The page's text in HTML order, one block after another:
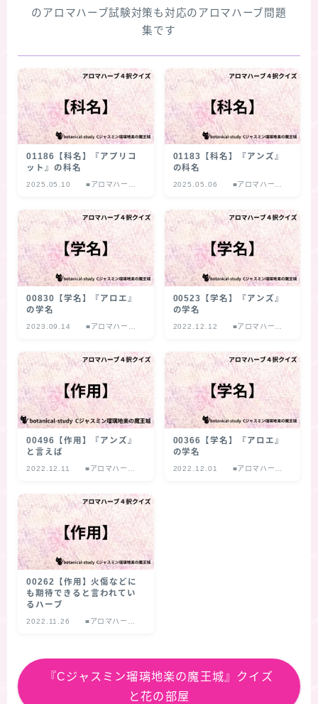
のアロマハーブ試験対策も対応のアロマハーブ問題
集です
01186【科名】『アプリコ
ット』の科名
2025.05.10
■アロマハーブ
01183【科名】『アンズ』
の科名
2025.05.06
■アロマハーブ
00830【学名】『アロエ』
の学名
2023.09.14
■アロマハーブ
00523【学名】『アンズ』
の学名
2022.12.12
■アロマハーブ
00496【作用】『アンズ』
と言えば
2022.12.11
■アロマハーブ
00366【学名】『アロエ』
の学名
2022.12.01
■アロマハーブ
00262【作用】火傷などに
も期待できると言われてい
るハーブ
2022.11.26
■アロマハーブ
『Cジャスミン瑠璃地楽の魔王城』クイズ
と花の部屋